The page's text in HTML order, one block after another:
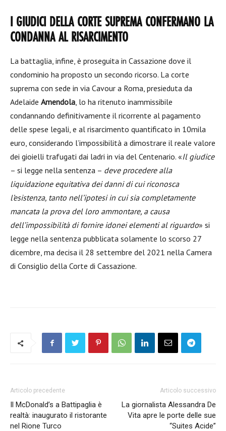
I GIUDICI DELLA CORTE SUPREMA CONFERMANO LA
CONDANNA AL RISARCIMENTO
La battaglia, infine, è proseguita in Cassazione dove il
condominio ha proposto un secondo ricorso. La corte
suprema con sede in via Cavour a Roma, presieduta da
Adelaide Amendola, lo ha ritenuto inammissibile
condannando definitivamente il ricorrente al pagamento
delle spese legali, e al risarcimento quantificato in 10mila
euro, considerando l’impossibilità a dimostrare il reale valore
dei gioielli trafugati dai ladri in via del Centenario. «Il giudice
– si legge nella sentenza – deve procedere alla
liquidazione equitativa dei danni di cui riconosca
l’esistenza, tanto nell’ipotesi in cui sia completamente
mancata la prova del loro ammontare, a causa
dell’impossibilità di fornire idonei elementi al riguardo» si
legge nella sentenza pubblicata solamente lo scorso 27
dicembre, ma decisa il 28 settembre del 2021 nella Camera
di Consiglio della Corte di Cassazione.
Articolo precedente
Il McDonald’s a Battipaglia è
realtà: inaugurato il ristorante
nel Rione Turco
Articolo successivo
La giornalista Alessandra De
Vita apre le porte delle sue
“Suites Acide”